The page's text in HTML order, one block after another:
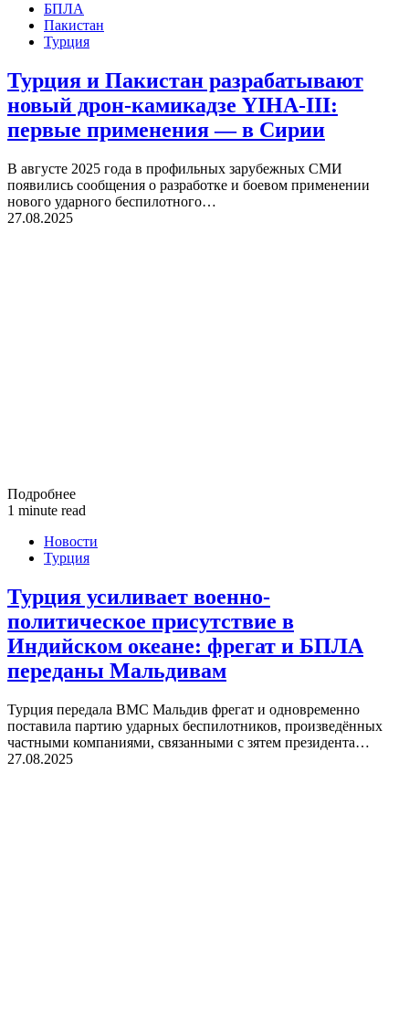
БПЛА
Пакистан
Турция
Турция и Пакистан разрабатывают
новый дрон-камикадзе YIHA-III:
первые применения — в Сирии
В августе 2025 года в профильных зарубежных СМИ
появились сообщения о разработке и боевом применении
нового ударного беспилотного…
27.08.2025
Подробнее
1 minute read
Новости
Турция
Турция усиливает военно-
политическое присутствие в
Индийском океане: фрегат и БПЛА
переданы Мальдивам
Турция передала ВМС Мальдив фрегат и одновременно
поставила партию ударных беспилотников, произведённых
частными компаниями, связанными с зятем президента…
27.08.2025